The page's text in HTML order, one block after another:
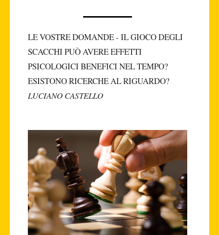
LE VOSTRE DOMANDE - IL GIOCO DEGLI
SCACCHI PUÒ AVERE EFFETTI
PSICOLOGICI BENEFICI NEL TEMPO?
ESISTONO RICERCHE AL RIGUARDO?
LUCIANO CASTELLO